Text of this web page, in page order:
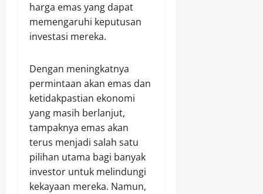
harga emas yang dapat
memengaruhi keputusan
investasi mereka.
Dengan meningkatnya
permintaan akan emas dan
ketidakpastian ekonomi
yang masih berlanjut,
tampaknya emas akan
terus menjadi salah satu
pilihan utama bagi banyak
investor untuk melindungi
kekayaan mereka. Namun,